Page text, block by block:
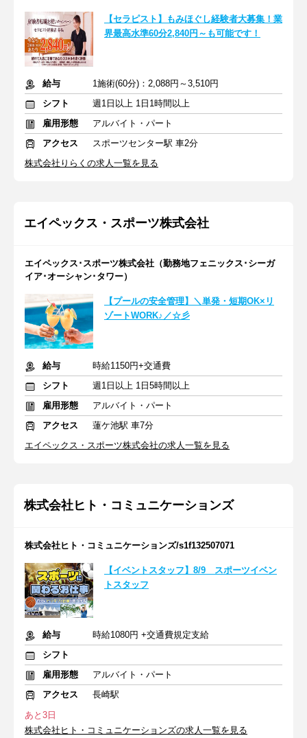
【セラピスト】もみほぐし経験者大募集！業
界最高水準60分2,840円～も可能です！
給与
1施術(60分)：2,088円～3,510円
シフト
週1日以上 1日1時間以上
雇用形態
アルバイト・パート
アクセス
スポーツセンター駅 車2分
株式会社りらくの求人一覧を見る
エイペックス・スポーツ株式会社
エイペックス･スポーツ株式会社（勤務地フェニックス･シーガ
イア･オーシャン･タワー）
【プールの安全管理】＼単発・短期OK×リ
ゾートWORK♪／☆彡
給与
時給1150円+交通費
シフト
週1日以上 1日5時間以上
雇用形態
アルバイト・パート
アクセス
蓮ケ池駅 車7分
エイペックス・スポーツ株式会社の求人一覧を見る
株式会社ヒト・コミュニケーションズ
株式会社ヒト・コミュニケーションズ/s1f132507071
【イベントスタッフ】8/9 スポーツイベン
トスタッフ
給与
時給1080円 +交通費規定支給
シフト
雇用形態
アルバイト・パート
アクセス
長崎駅
あと3日
株式会社ヒト・コミュニケーションズの求人一覧を見る